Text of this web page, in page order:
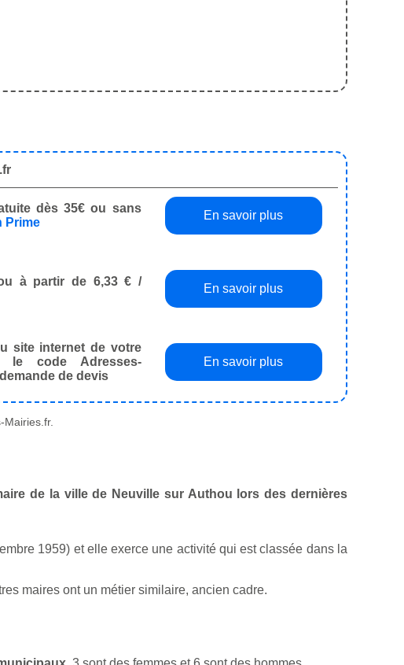
dès 35€ ou sans
Prime
En savoir plus
à partir de 6,33 € /
En savoir plus
site internet de votre
le code Adresses-
de devis
En savoir plus
de la ville de Neuville sur Authou lors des dernières
1959) et elle exerce une activité qui est classée dans la
maires ont un métier similaire, ancien cadre.